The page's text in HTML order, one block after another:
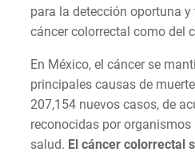
para la detección oportuna
cáncer colorrectal como del
En México, el cáncer se
principales causas de
207,154 nuevos casos, de
reconocidas por
salud. El cáncer colorrectal